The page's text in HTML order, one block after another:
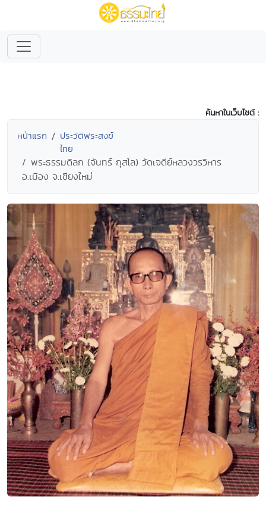
ค้นหาในเว็บไซต์ :
หน้าแรก
ประวัติพระสงฆ์
ไทย
พระธรรมดิลก (จันทร์ กุสโล) วัดเจดีย์หลวงวรวิหาร
อ.เมือง จ.เชียงใหม่